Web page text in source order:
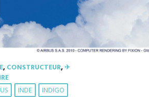
,CONSTRUCTEUR,✈︎
INDE INDIGO